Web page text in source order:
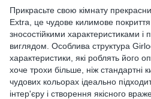
Прикрасьте свою кімнату
Extra, це чудове килимове покриття
зносостійкими характеристиками і
виглядом. Особлива структура
характеристики, які роблять його
хоче трохи більше, ніж
чудових кольорах ідеально
інтер'єру і створення якісного